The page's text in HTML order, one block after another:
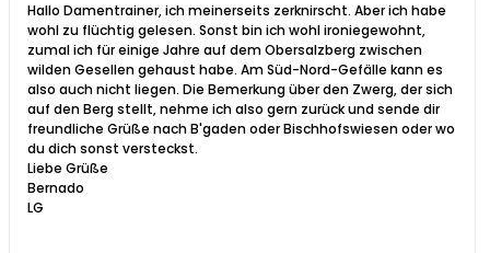
Hallo Damentrainer, ich meinerseits zerknirscht. Aber ich habe
wohl zu flüchtig gelesen. Sonst bin ich wohl ironiegewohnt,
zumal ich für einige Jahre auf dem Obersalzberg zwischen
wilden Gesellen gehaust habe. Am Süd-Nord-Gefälle kann es
also auch nicht liegen. Die Bemerkung über den Zwerg, der sich
auf den Berg stellt, nehme ich also gern zurück und sende dir
freundliche Grüße nach B'gaden oder Bischhofswiesen oder wo
du dich sonst versteckst.
Liebe Grüße
Bernado
LG